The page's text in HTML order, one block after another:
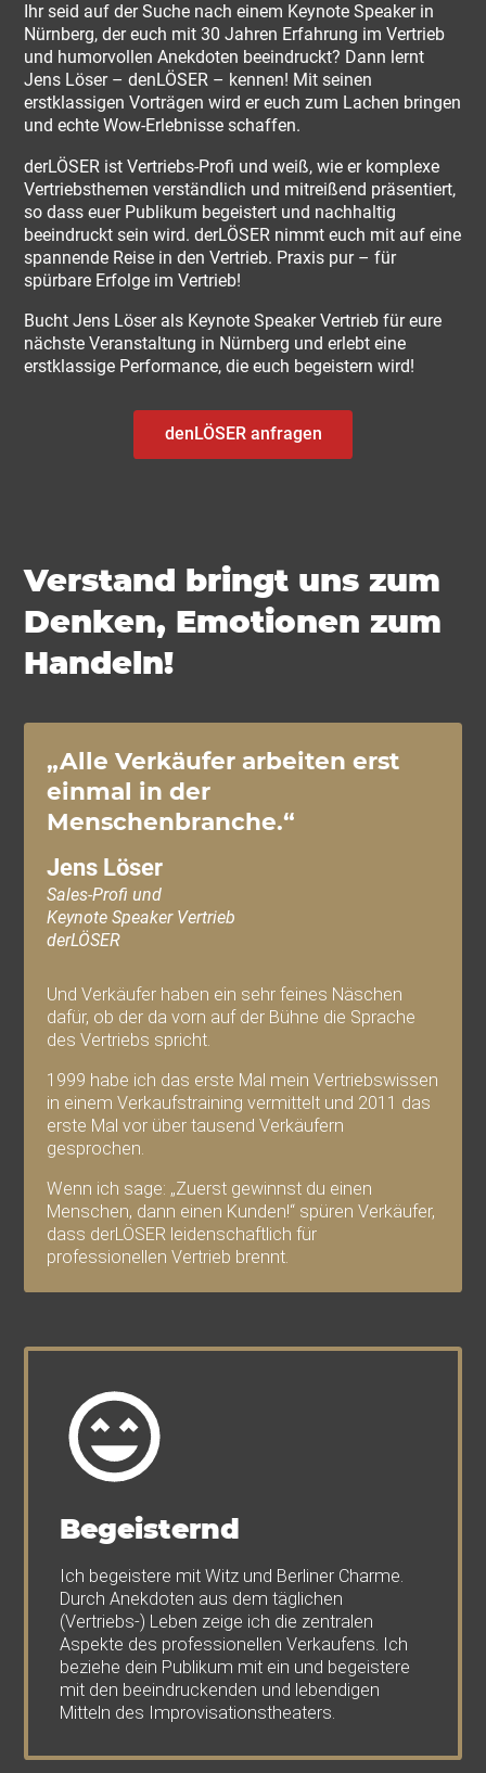
Ihr seid auf der Suche nach einem Keynote Speaker in
Nürnberg, der euch mit 30 Jahren Erfahrung im Vertrieb
und humorvollen Anekdoten beeindruckt? Dann lernt
Jens Löser – denLÖSER – kennen! Mit seinen
erstklassigen Vorträgen wird er euch zum Lachen bringen
und echte Wow-Erlebnisse schaffen.
derLÖSER ist Vertriebs-Profi und weiß, wie er komplexe
Vertriebsthemen verständlich und mitreißend präsentiert,
so dass euer Publikum begeistert und nachhaltig
beeindruckt sein wird. derLÖSER nimmt euch mit auf eine
spannende Reise in den Vertrieb. Praxis pur – für
spürbare Erfolge im Vertrieb!
Bucht Jens Löser als Keynote Speaker Vertrieb für eure
nächste Veranstaltung in Nürnberg und erlebt eine
erstklassige Performance, die euch begeistern wird!
denLÖSER anfragen
Verstand bringt uns zum
Denken, Emotionen zum
Handeln!
Und Verkäufer haben ein sehr feines Näschen
dafür, ob der da vorn auf der Bühne die Sprache
des Vertriebs spricht.
1999 habe ich das erste Mal mein Vertriebswissen
in einem Verkaufstraining vermittelt und 2011 das
erste Mal vor über tausend Verkäufern
gesprochen.
Wenn ich sage: „Zuerst gewinnst du einen
Menschen, dann einen Kunden!“ spüren Verkäufer,
dass derLÖSER leidenschaftlich für
professionellen Vertrieb brennt.
„Alle Verkäufer arbeiten erst
einmal in der
Menschenbranche.“
Jens Löser
Sales-Profi und
Keynote Speaker Vertrieb
derLÖSER
Begeisternd
Ich begeistere mit Witz und Berliner Charme.
Durch Anekdoten aus dem täglichen
(Vertriebs-) Leben zeige ich die zentralen
Aspekte des professionellen Verkaufens. Ich
beziehe dein Publikum mit ein und begeistere
mit den beeindruckenden und lebendigen
Mitteln des Improvisationstheaters.